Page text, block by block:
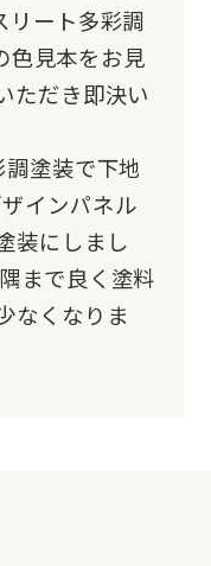
リート多彩調
色見本をお見
ただき即決い
調塗装で下地
インパネル
装にしまし
まで良く塗料
なくなりま